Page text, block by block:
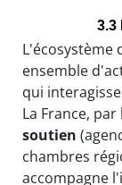
3.3
L'écosystème
ensemble
qui
La France,
soutien
chambres
accompagne